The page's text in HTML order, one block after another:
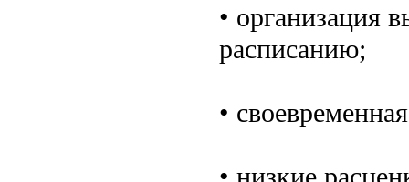
• организация
расписанию;
•